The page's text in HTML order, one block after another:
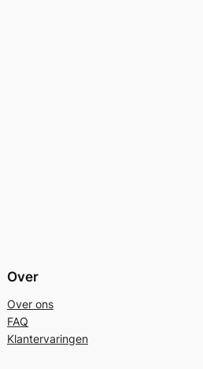
Over
Over ons
FAQ
Klantervaringen